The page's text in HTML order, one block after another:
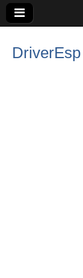
DriverEsp